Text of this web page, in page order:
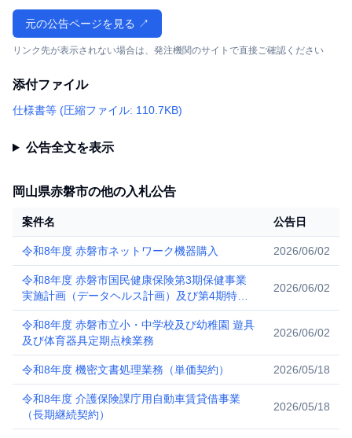
元の公告ページを見る ↗
リンク先が表示されない場合は、発注機関のサイトで直接ご確認ください
添付ファイル
仕様書等 (圧縮ファイル: 110.7KB)
公告全文を表示
岡山県赤磐市の他の入札公告
案件名 公告日
令和8年度 赤磐市ネットワーク機器購入 2026/06/02
令和8年度 赤磐市国民健康保険第3期保健事業
実施計画（データヘルス計画）及び第4期特定
健康診査等実施計画中間評価策定業務
2026/06/02
令和8年度 赤磐市立小・中学校及び幼稚園 遊具
及び体育器具定期点検業務
2026/06/02
令和8年度 機密文書処理業務（単価契約） 2026/05/18
令和8年度 介護保険課庁用自動車賃貸借事業
（長期継続契約）
2026/05/18